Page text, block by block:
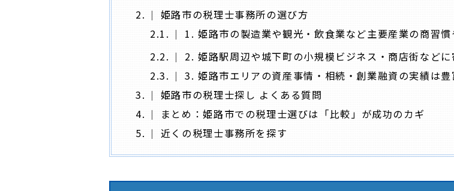
2.
姫路市の税理士事務所の選び方
2.1.
1. 姫路市の製造業や観光・飲食業など主要産業の商習
2.2.
2. 姫路駅周辺や城下町の小規模ビジネス・商店街など
2.3.
3. 姫路市エリアの資産事情・相続・創業融資の実績は豊
3.
姫路市の税理士探し よくある質問
4.
まとめ：姫路市での税理士選びは「比較」が成功のカギ
5.
近くの税理士事務所を探す